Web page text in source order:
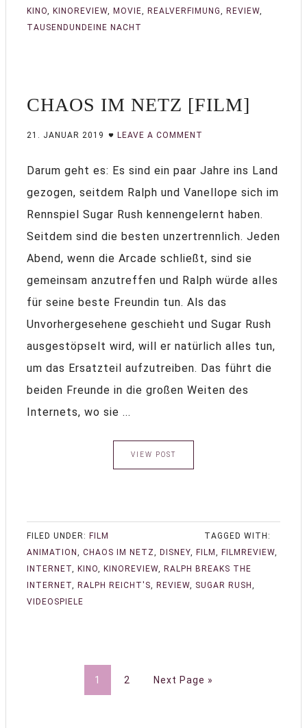
KINO, KINOREVIEW, MOVIE, REALVERFIMUNG, REVIEW,
TAUSENDUNDEINE NACHT
CHAOS IM NETZ [FILM]
21. JANUAR 2019 LEAVE A COMMENT
Darum geht es: Es sind ein paar Jahre ins Land
gezogen, seitdem Ralph und Vanellope sich im
Rennspiel Sugar Rush kennengelernt haben.
Seitdem sind die besten unzertrennlich. Jeden
Abend, wenn die Arcade schließt, sind sie
gemeinsam anzutreffen und Ralph würde alles
für seine beste Freundin tun. Als das
Unvorhergesehene geschieht und Sugar Rush
ausgestöpselt wird, will er natürlich alles tun,
um das Ersatzteil aufzutreiben. Das führt die
beiden Freunde in die großen Weiten des
Internets, wo sie ...
VIEW POST
FILED UNDER: FILM
TAGGED WITH:
ANIMATION , CHAOS IM NETZ, DISNEY, FILM , FILMREVIEW,
INTERNET, KINO, KINOREVIEW, RALPH BREAKS THE
INTERNET, RALPH REICHT'S, REVIEW, SUGAR RUSH ,
VIDEOSPIELE
1 2 Next Page »